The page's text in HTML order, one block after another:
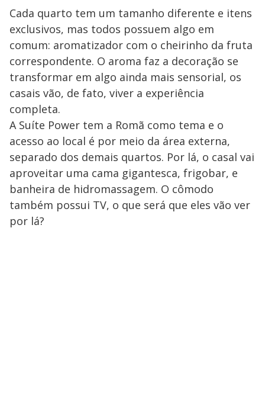
Cada quarto tem um tamanho diferente e itens
exclusivos, mas todos possuem algo em
comum: aromatizador com o cheirinho da fruta
correspondente. O aroma faz a decoração se
transformar em algo ainda mais sensorial, os
casais vão, de fato, viver a experiência
completa.
A Suíte Power tem a Romã como tema e o
acesso ao local é por meio da área externa,
separado dos demais quartos. Por lá, o casal vai
aproveitar uma cama gigantesca, frigobar, e
banheira de hidromassagem. O cômodo
também possui TV, o que será que eles vão ver
por lá?